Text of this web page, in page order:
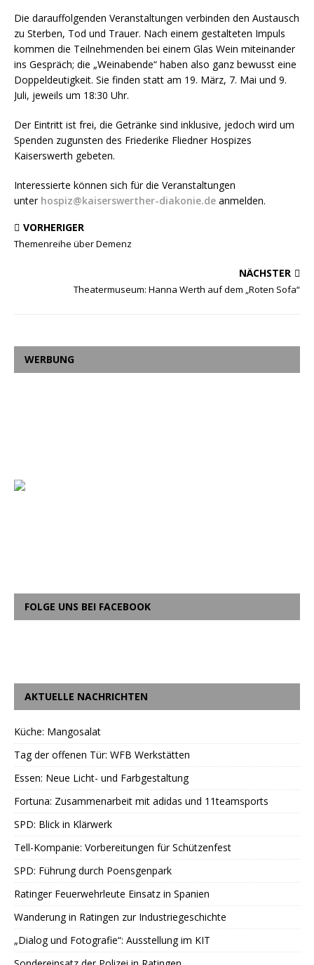
Die darauffolgenden Veranstaltungen verbinden den Austausch
zu Sterben, Tod und Trauer. Nach einem gestalteten Impuls
kommen die Teilnehmenden bei einem Glas Wein miteinander
ins Gespräch; die „Weinabende“ haben also ganz bewusst eine
Doppeldeutigkeit. Sie finden statt am 19. März, 7. Mai und 9.
Juli, jeweils um 18:30 Uhr.
Der Eintritt ist frei, die Getränke sind inklusive, jedoch wird um
Spenden zugunsten des Friederike Fliedner Hospizes
Kaiserswerth gebeten.
Interessierte können sich für die Veranstaltungen
unter hospiz@kaiserswerther-diakonie.de anmelden.
VORHERIGER
Themenreihe über Demenz
NÄCHSTER
Theatermuseum: Hanna Werth auf dem „Roten Sofa“
WERBUNG
FOLGE UNS BEI FACEBOOK
AKTUELLE NACHRICHTEN
Küche: Mangosalat
Tag der offenen Tür: WFB Werkstätten
Essen: Neue Licht- und Farbgestaltung
Fortuna: Zusammenarbeit mit adidas und 11teamsports
SPD: Blick in Klärwerk
Tell-Kompanie: Vorbereitungen für Schützenfest
SPD: Führung durch Poensgenpark
Ratinger Feuerwehrleute Einsatz in Spanien
Wanderung in Ratingen zur Industriegeschichte
„Dialog und Fotografie“: Ausstellung im KIT